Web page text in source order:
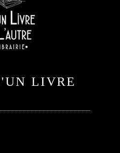
LIVRE